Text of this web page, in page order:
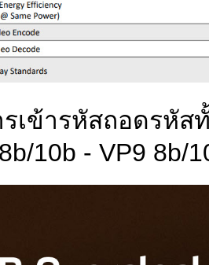
เข้ารหัสถอดรหัส
10b - VP9 8b/